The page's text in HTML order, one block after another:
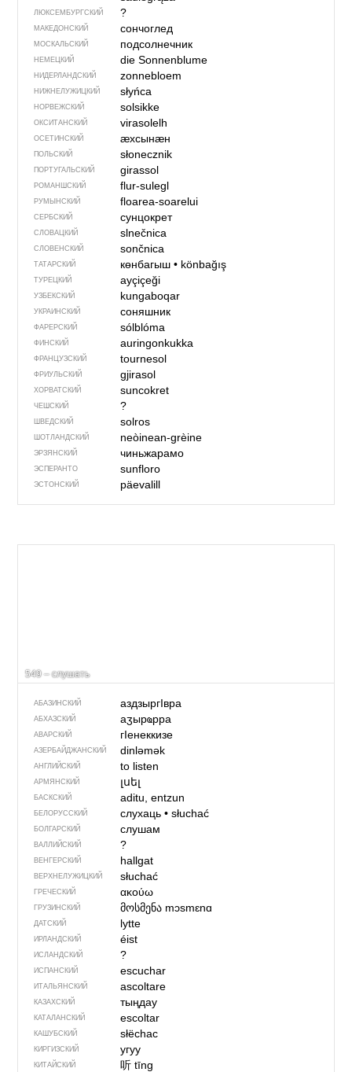
ЛЮКСЕМБУРГСКИЙ ?
МАКЕДОНСКИЙ сончоглед
МОСКАЛЬСКИЙ подсолнечник
НЕМЕЦКИЙ die Sonnenblume
НИДЕРЛАНДСКИЙ zonnebloem
НИЖНЕЛУЖИЦКИЙ słyńca
НОРВЕЖСКИЙ solsikke
ОКСИТАНСКИЙ virasolelh
ОСЕТИНСКИЙ ӕхсынӕн
ПОЛЬСКИЙ słonecznik
ПОРТУГАЛЬСКИЙ girassol
РОМАНШСКИЙ flur-sulegl
РУМЫНСКИЙ floarea-soarelui
СЕРБСКИЙ сунцокрет
СЛОВАЦКИЙ slnečnica
СЛОВЕНСКИЙ sončnica
ТАТАРСКИЙ көнбагыш• könbağış
ТУРЕЦКИЙ ayçiçeği
УЗБЕКСКИЙ kungaboqar
УКРАИНСКИЙ соняшник
ФАРЕРСКИЙ sólblóma
ФИНСКИЙ auringonkukka
ФРАНЦУЗСКИЙ tournesol
ФРИУЛЬСКИЙ gjirasol
ХОРВАТСКИЙ suncokret
ЧЕШСКИЙ ?
ШВЕДСКИЙ solros
ШОТЛАНДСКИЙ neòinean-grèine
ЭРЗЯНСКИЙ чиньжарамо
ЭСПЕРАНТО sunfloro
ЭСТОНСКИЙ päevalill
549 – слушать
АБАЗИНСКИЙ аздзыр­гIвра
АБХАЗСКИЙ аӡырҩрра
АВАРСКИЙ гIенеккизе
АЗЕРБАЙДЖАН­СКИЙ dinləmək
АНГЛИЙСКИЙ to listen
АРМЯНСКИЙ լսել
БАСКСКИЙ aditu, entzun
БЕЛОРУССКИЙ слухаць• słuchać
БОЛГАРСКИЙ слушам
ВАЛЛИЙСКИЙ ?
ВЕНГЕРСКИЙ hallgat
ВЕРХНЕЛУЖИЦКИЙ słuchać
ГРЕЧЕСКИЙ ακούω
ГРУЗИНСКИЙ მოსმენა mɔsmɛnɑ
ДАТСКИЙ lytte
ИРЛАНДСКИЙ éist
ИСЛАНДСКИЙ ?
ИСПАНСКИЙ escuchar
ИТАЛЬЯНСКИЙ ascoltare
КАЗАХСКИЙ тыңдау
КАТАЛАНСКИЙ escoltar
КАШУБСКИЙ słëchac
КИРГИЗСКИЙ угуу
КИТАЙСКИЙ 听tīng